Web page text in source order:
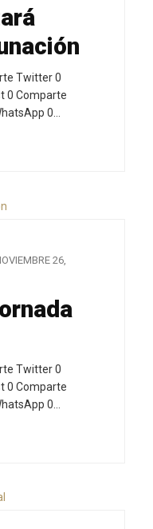
Twitter 0
0 Comparte
0…
26,
Twitter 0
0 Comparte
0…